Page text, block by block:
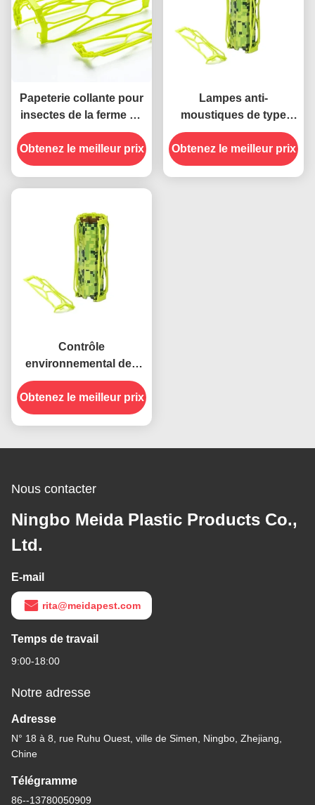
Papeterie collante pour
insectes de la ferme de
jardinage, moustiquaire
durable et durable
Obtenez le meilleur prix
Lampes anti-
moustiques de type
collant pour ≤ 0,5 kg
piège volant piège
collant pour insectes
Obtenez le meilleur prix
Contrôle
environnemental des
ravageurs Prise
d'insectes piège
collante avec du papier
Obtenez le meilleur prix
Nous contacter
Ningbo Meida Plastic Products Co.,
Ltd.
E-mail
rita@meidapest.com
Temps de travail
9:00-18:00
Notre adresse
Adresse
N° 18 à 8, rue Ruhu Ouest, ville de Simen, Ningbo, Zhejiang,
Chine
Télégramme
86--13780050909